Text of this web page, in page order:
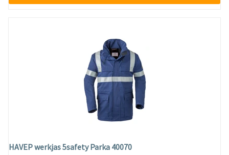
HAVEP werkjas 5safety Parka 40070